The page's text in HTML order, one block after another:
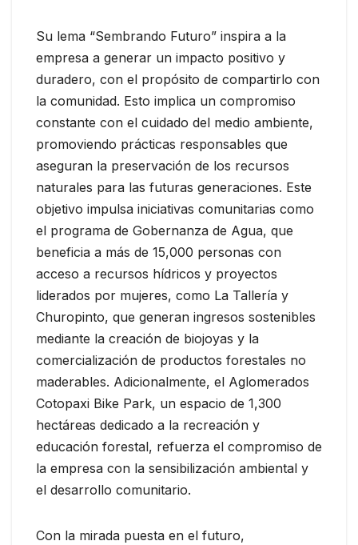
Su lema “Sembrando Futuro” inspira a la
empresa a generar un impacto positivo y
duradero, con el propósito de compartirlo con
la comunidad. Esto implica un compromiso
constante con el cuidado del medio ambiente,
promoviendo prácticas responsables que
aseguran la preservación de los recursos
naturales para las futuras generaciones. Este
objetivo impulsa iniciativas comunitarias como
el programa de Gobernanza de Agua, que
beneficia a más de 15,000 personas con
acceso a recursos hídricos y proyectos
liderados por mujeres, como La Tallería y
Churopinto, que generan ingresos sostenibles
mediante la creación de biojoyas y la
comercialización de productos forestales no
maderables. Adicionalmente, el Aglomerados
Cotopaxi Bike Park, un espacio de 1,300
hectáreas dedicado a la recreación y
educación forestal, refuerza el compromiso de
la empresa con la sensibilización ambiental y
el desarrollo comunitario.
Con la mirada puesta en el futuro,